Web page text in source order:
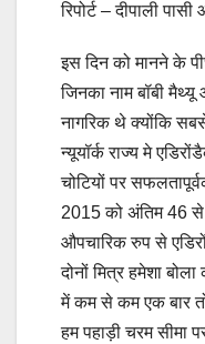
रिपोर्ट – दीपाली
इस दिन को मानने के
जिनका नाम बॉबी
नागरिक थे क्योंकि
न्यूयॉर्क राज्य मे
चोटियों पर
2015 को अंतिम 46
औपचारिक रुप से
दोनों मित्र हमेशा
में कम से कम एक बार
हम पहाड़ी चरम सीमा